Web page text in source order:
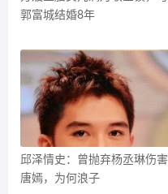
郭富城结婚8年
邱泽情史：曾抛弃杨丞琳伤害
唐嫣，为何浪子